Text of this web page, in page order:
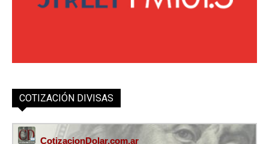
COTIZACIÓN DIVISAS